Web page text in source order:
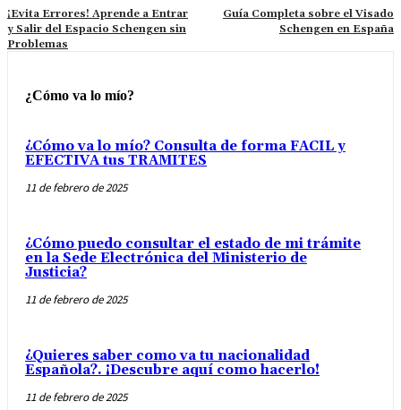
¡Evita Errores! Aprende a Entrar
y Salir del Espacio Schengen sin
Problemas
Guía Completa sobre el Visado
Schengen en España
¿Cómo va lo mío?
¿Cómo va lo mío? Consulta de forma FACIL y
EFECTIVA tus TRAMITES
11 de febrero de 2025
¿Cómo puedo consultar el estado de mi trámite
en la Sede Electrónica del Ministerio de
Justicia?
11 de febrero de 2025
¿Quieres saber como va tu nacionalidad
Española?. ¡Descubre aquí como hacerlo!
11 de febrero de 2025